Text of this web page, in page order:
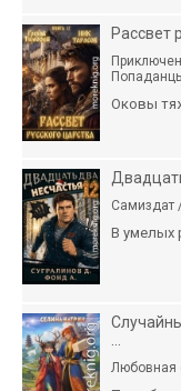
Рассвет
Оковы
Самиздат
В умелых
Любовная